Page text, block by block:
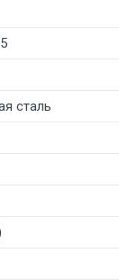
сталь